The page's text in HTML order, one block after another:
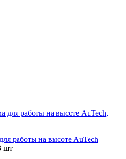
работы на высоте AuTech
шт